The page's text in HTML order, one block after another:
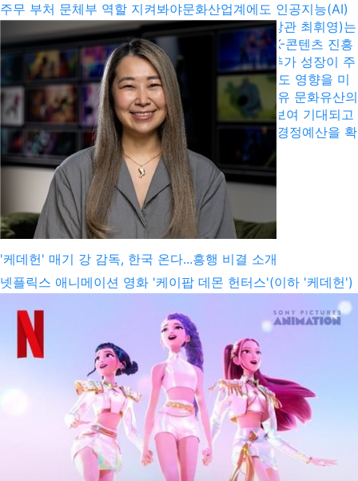
주무 부처 문체부 역할 지켜봐야문화산업계에도 인공지능(AI)
바람이 불고 있다. 주무 부처인 문화체육관광부(장관 최휘영)는
정부의 AI 진흥에 발맞춰 추가 예산을 확보하고, K-콘텐츠 진흥
을 위한 추경예산을 확보한 만큼 관련 산업계의 추가 성장이 주
목된다. 이러한 시도는 디지털 K-헤리티지 산업에도 영향을 미
칠 것으로 보여 기대되고 있다. AI 기술은 우리 고유 문화유산의
보존·보호·진흥과 세계화에 큰 약할을 할 것으로 보여 기대되고
있다. 28일 업계에 따르면 문체부는 AI 관련 추가경정예산을 확
보하고, 다양한 사업 ...
'케데헌' 매기 강 감독, 한국 온다...흥행 비결 소개
넷플릭스 애니메이션 영화 '케이팝 데몬 헌터스'(이하 '케데헌')
을 만든 매기 강 감독이 다음 달 한국에 온다. 작품 공개 이후 첫
방한이다. 매기 강 감독은 다음 달 18일 서울 소공동 롯데호텔
에서 열리는 '글로벌 미디어 컨퍼런스'에 연사로 참석한다. 이
행사에서 매기 강 감독은 '케데헌' 성공 비결을 소개하고, 콘텐
츠 혁신과 성장 전략을 제시할 예정이다. 매기 강 감독은 한국
계 캐나다인으로 서울에서 태어나 어린 시절 가족과 함께 캐나
다 토론토로 이주했다. 캐나다 셰리던 칼리지에서 애니메이션
을 전공했고 드림웍스, 블루...